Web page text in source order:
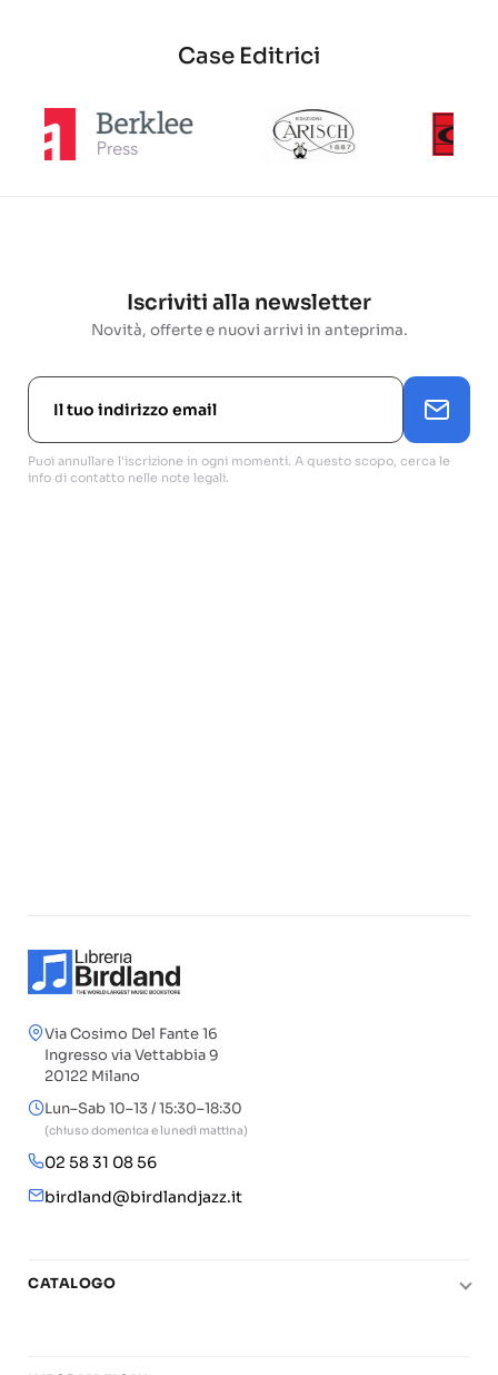
Case Editrici
Iscriviti alla newsletter
Novità, offerte e nuovi arrivi in anteprima.
Puoi annullare l'iscrizione in ogni momenti. A questo scopo, cerca le
info di contatto nelle note legali.
Via Cosimo Del Fante 16
Ingresso via Vettabbia 9
20122 Milano
Lun–Sab 10–13 / 15:30–18:30
(chiuso domenica e lunedì mattina)
02 58 31 08 56
birdland@birdlandjazz.it
CATALOGO
Chitarra